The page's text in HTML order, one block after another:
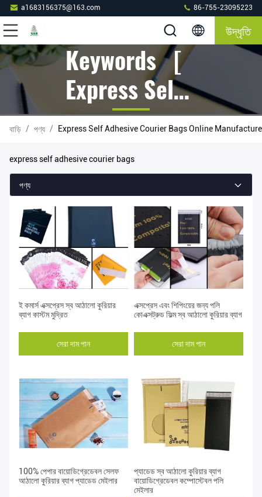
a1683156375@163.com 86-755-23095223
উদ্ধৃতি
Keywords [
Express Self
Adhesive
Courier Bags
] Match 11
পণ্য
বাড়ি / পণ্য / Express Self Adhesive Courier Bags Online
express self adhesive courier bags
পণ্য
ই কমার্স এক্সপ্রেস স্ব আঠালো কুরিয়ার
ব্যাগ কাস্টম মুদ্রিত
সেরা দাম পান
এক্সপ্রেস এবং শিপিংয়ের জন্য পলি
কোএক্সট্রুড ফিল্ম স্ব আঠালো কুরিয়ার ব্যাগ
সেরা দাম পান
100% পেপার বায়োডিগ্রেডেবল সেলফ
আঠালো কুরিয়ার ব্যাগ প্যাডেড মেইলার
প্যাডেড স্ব আঠালো কুরিয়ার ব্যাগ
বায়োডিগ্রেডেবল কম্পোস্টেবল পলি
মেইলার